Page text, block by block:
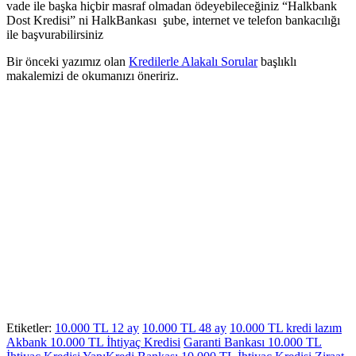
vade ile başka hiçbir masraf olmadan ödeyebileceğiniz “Halkbank
Dost Kredisi” ni HalkBankası şube, internet ve telefon bankacılığı
ile başvurabilirsiniz
Bir önceki yazımız olan Kredilerle Alakalı Sorularbaşlıklı
makalemizi de okumanızı öneririz.
Etiketler: 10.000 TL 12 ay 10.000 TL 48 ay 10.000 TL kredi lazım
Akbank 10.000 TL İhtiyaç Kredisi Garanti Bankası 10.000 TL